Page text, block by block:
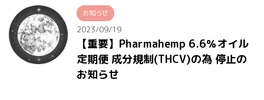
お知らせ
2023/09/19
【重要】Pharmahemp 6.6％オイル
定期便 成分規制(THCV)の為 停止の
お知らせ